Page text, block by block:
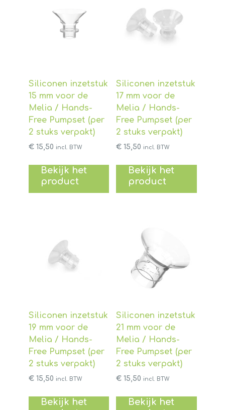
Siliconen inzetstuk
15 mm voor de
Melia / Hands-
Free Pumpset (per
2 stuks verpakt)
€15,50 incl. BTW
Bekijk het
product
Siliconen inzetstuk
17 mm voor de
Melia / Hands-
Free Pumpset (per
2 stuks verpakt)
€15,50 incl. BTW
Bekijk het
product
Siliconen inzetstuk
19 mm voor de
Melia / Hands-
Free Pumpset (per
2 stuks verpakt)
€15,50 incl. BTW
Bekijk het
Siliconen inzetstuk
21 mm voor de
Melia / Hands-
Free Pumpset (per
2 stuks verpakt)
€15,50 incl. BTW
Bekijk het